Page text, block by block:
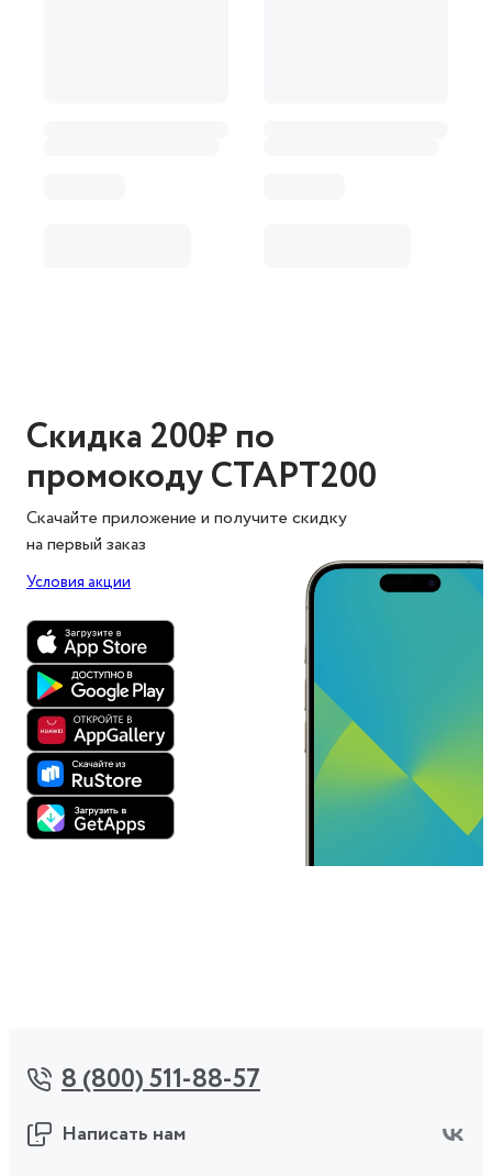
Скидка 200₽ по
промокоду СТАРТ200
Скачайте приложение и получите скидку
на первый заказ
Условия акции
8 (800) 511-88-57
Написать нам